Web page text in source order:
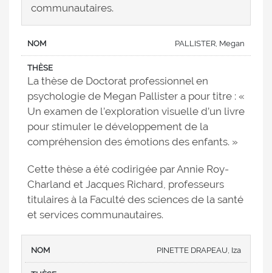
communautaires.
PALLISTER, Megan
La thèse de Doctorat professionnel en
psychologie de Megan Pallister a pour titre : «
Un examen de l’exploration visuelle d’un livre
pour stimuler le développement de la
compréhension des émotions des enfants. »
Cette thèse a été codirigée par Annie Roy-
Charland et Jacques Richard, professeurs
titulaires à la Faculté des sciences de la santé
et services communautaires.
PINETTE DRAPEAU, Iza